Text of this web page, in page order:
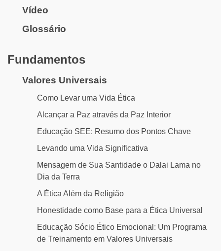
Vídeo
Glossário
Fundamentos
Valores Universais
Como Levar uma Vida Ética
Alcançar a Paz através da Paz Interior
Educação SEE: Resumo dos Pontos Chave
Levando uma Vida Significativa
Mensagem de Sua Santidade o Dalai Lama no
Dia da Terra
A Ética Além da Religião
Honestidade como Base para a Ética Universal
Educação Sócio Ético Emocional: Um Programa
de Treinamento em Valores Universais